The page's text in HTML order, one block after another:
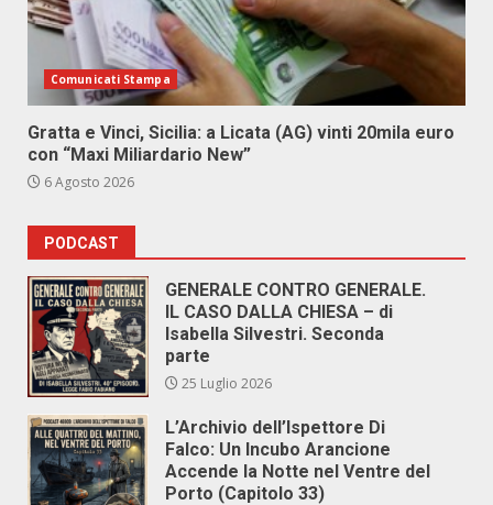
Comunicati Stampa
Gratta e Vinci, Sicilia: a Licata (AG) vinti 20mila euro
con “Maxi Miliardario New”
6 Agosto 2026
PODCAST
GENERALE CONTRO GENERALE.
IL CASO DALLA CHIESA – di
Isabella Silvestri. Seconda
parte
25 Luglio 2026
L’Archivio dell’Ispettore Di
Falco: Un Incubo Arancione
Accende la Notte nel Ventre del
Porto (Capitolo 33)